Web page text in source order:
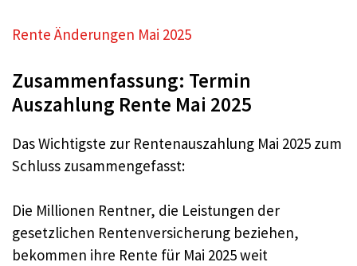
Rente Änderungen Mai 2025
Zusammenfassung: Termin
Auszahlung Rente Mai 2025
Das Wichtigste zur Rentenauszahlung Mai 2025 zum
Schluss zusammengefasst:
Die Millionen Rentner, die Leistungen der
gesetzlichen Rentenversicherung beziehen,
bekommen ihre Rente für Mai 2025 weit